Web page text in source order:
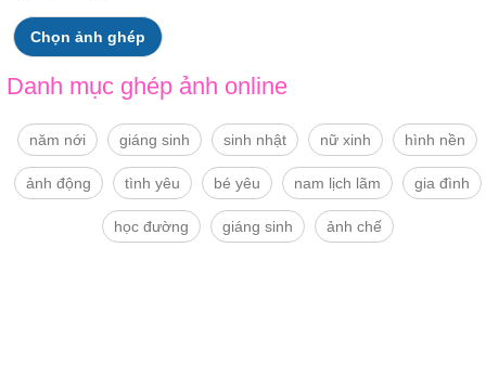
Chọn ảnh ghép
Danh mục ghép ảnh online
năm nới giáng sinh sinh nhật nữ xinh hình nền
ảnh động tình yêu bé yêu nam lịch lãm gia đình
học đường giáng sinh ảnh chế